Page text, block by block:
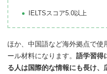
IELTSスコア5.0以上
ほか、中国語など海外拠点で
ール材料になります。 語学習得
る人は国際的な情報にも長け